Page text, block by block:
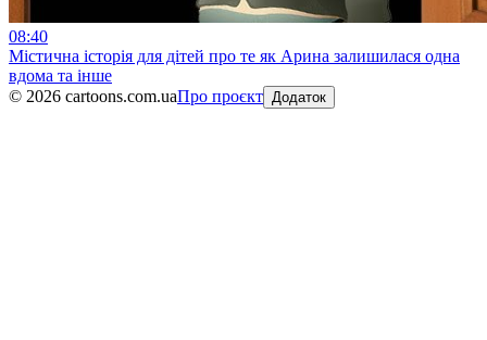
08:40
Містична історія для дітей про те як Арина залишилася одна
вдома та інше
© 2026 cartoons.com.uaПро проєкт Додаток